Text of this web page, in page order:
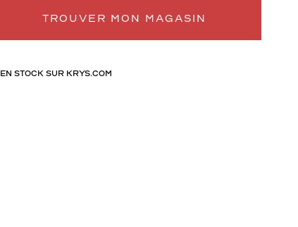
TROUVER MON MAGASIN
EN STOCK SUR KRYS.COM